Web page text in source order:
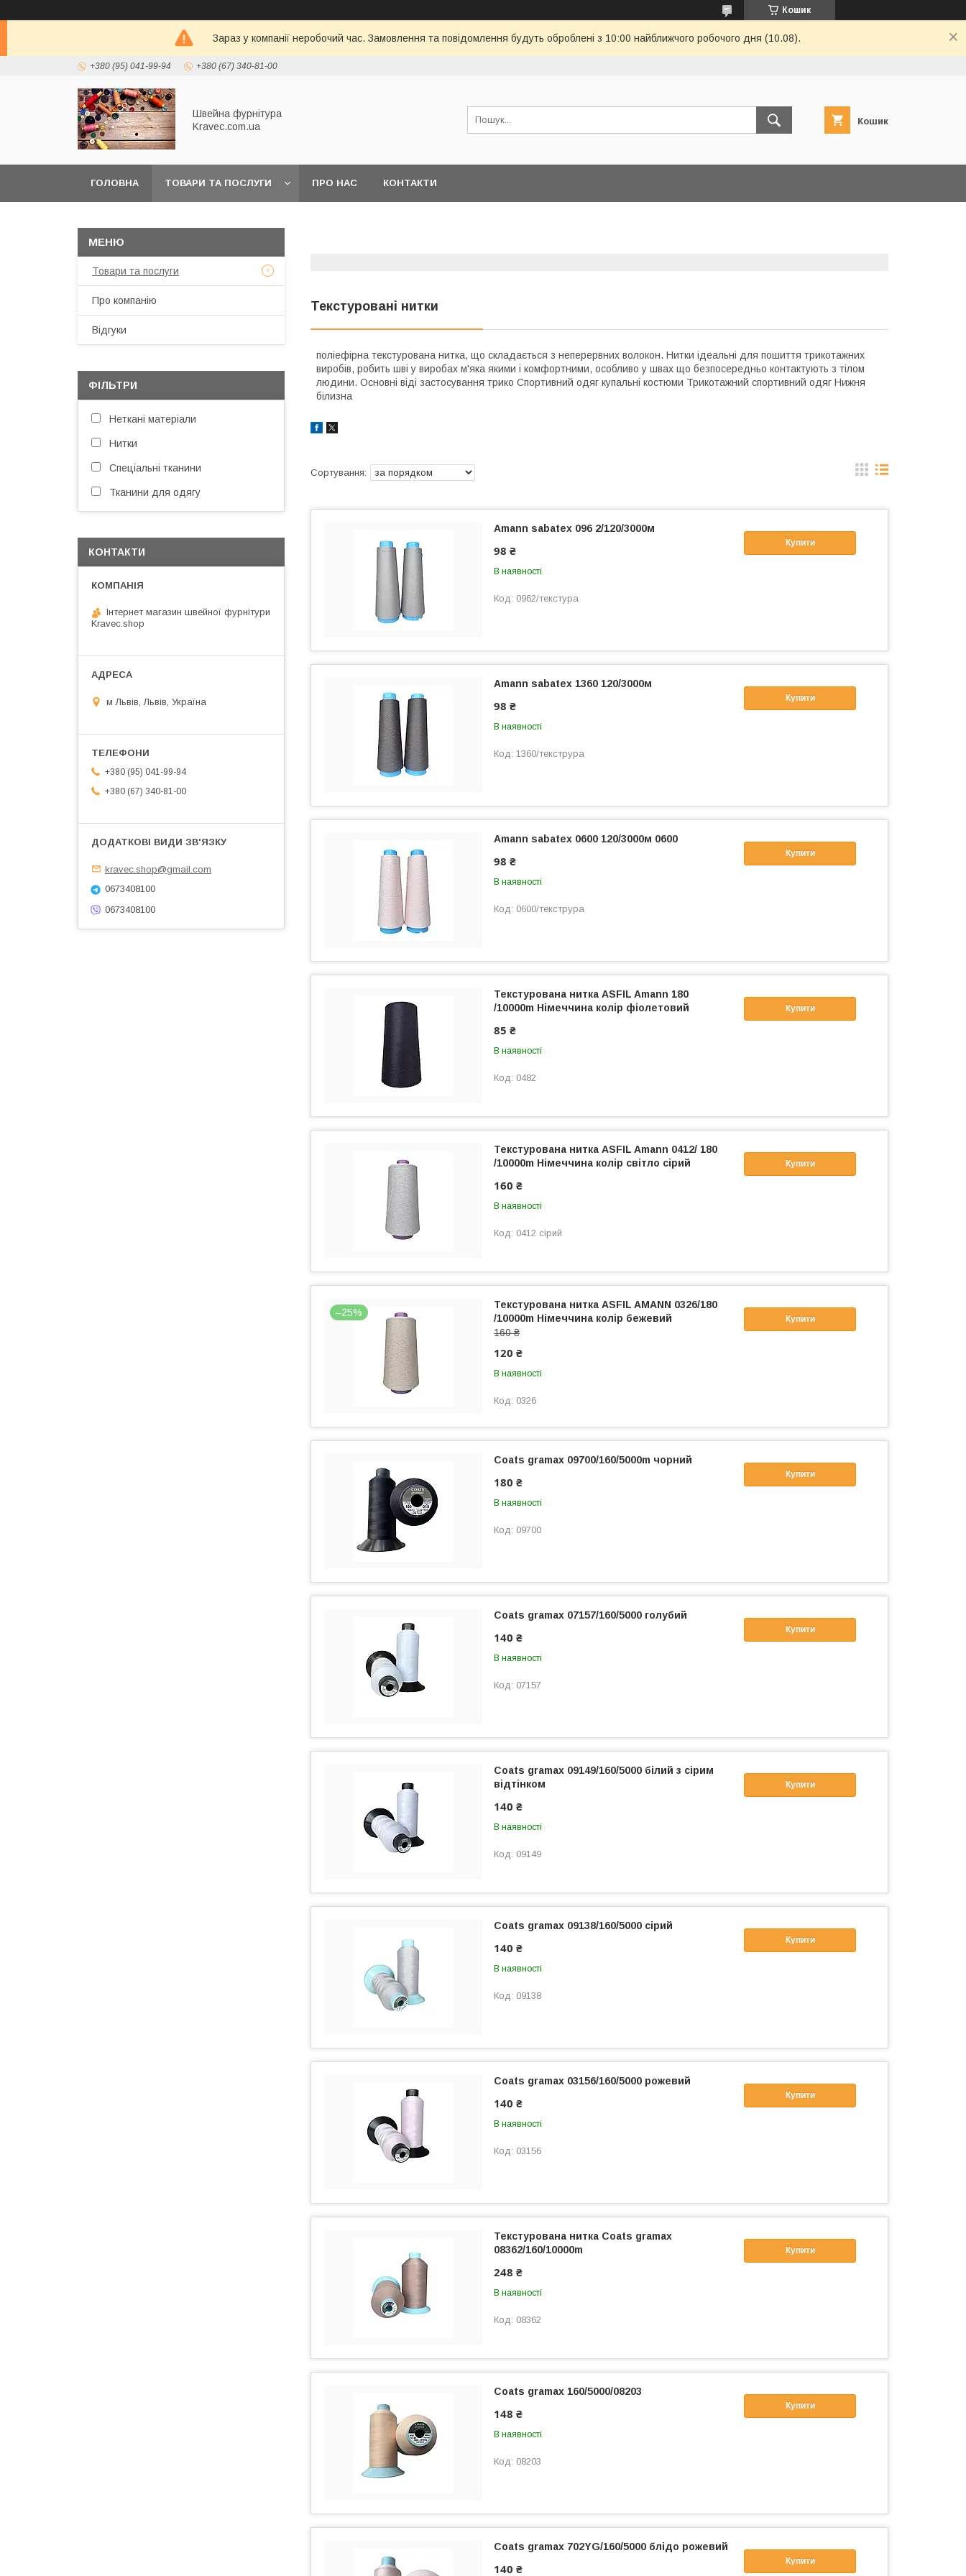
Кошик
Зараз у компанії неробочий час. Замовлення та повідомлення будуть оброблені з 10:00 найближчого робочого дня (10.08).
+380 (95) 041-99-94 +380 (67) 340-81-00
Швейна фурнітура
Kravec.com.ua
Кошик
ГОЛОВНА ТОВАРИ ТА ПОСЛУГИ ПРО НАС КОНТАКТИ
Текстуровані нитки
поліефірна текстурована нитка, що складається з неперервних волокон. Нитки ідеальні для пошиття трикотажних
виробів, робить шві у виробах м'яка якими і комфортними, особливо у швах що безпосередньо контактують з тілом
людини. Основні віді застосування трико Спортивний одяг купальні костюми Трикотажний спортивний одяг Нижня
білизна
Купити
Amann sabatex 096 2/120/3000м
98 ₴
В наявності
0962/текстура
Купити
Amann sabatex 1360 120/3000м
98 ₴
В наявності
1360/текструра
Купити
Amann sabatex 0600 120/3000м 0600
98 ₴
В наявності
0600/текструра
Купити
Текстурована нитка ASFIL Amann 180
/10000m Німеччина колір фіолетовий
85 ₴
В наявності
0482
Купити
Текстурована нитка ASFIL Amann 0412/ 180
/10000m Німеччина колір світло сірий
160 ₴
В наявності
0412 сірий
–25%
Купити
Текстурована нитка ASFIL AMANN 0326/180
/10000m Німеччина колір бежевий
160 ₴
120 ₴
В наявності
0326
Купити
Coats gramax 09700/160/5000m чорний
180 ₴
В наявності
09700
Купити
Coats gramax 07157/160/5000 голубий
140 ₴
В наявності
07157
Купити
Coats gramax 09149/160/5000 білий з сірим
відтінком
140 ₴
В наявності
09149
Купити
Coats gramax 09138/160/5000 сірий
140 ₴
В наявності
09138
Купити
Coats gramax 03156/160/5000 рожевий
140 ₴
В наявності
03156
Купити
Текстурована нитка Coats gramax
08362/160/10000m
248 ₴
В наявності
08362
Купити
Coats gramax 160/5000/08203
148 ₴
В наявності
08203
Купити
Coats gramax 702YG/160/5000 блідо рожевий
140 ₴
Товари та послуги
Про компанію
Відгуки
ФІЛЬТРИ
Неткані матеріали
Нитки
Спеціальні тканини
Тканини для одягу
КОНТАКТИ
Інтернет магазин швейної фурнітури
Kravec.shop
м Львів, Львів, Україна
+380 (95) 041-99-94
+380 (67) 340-81-00
kravec.shop@gmail.com
0673408100
0673408100